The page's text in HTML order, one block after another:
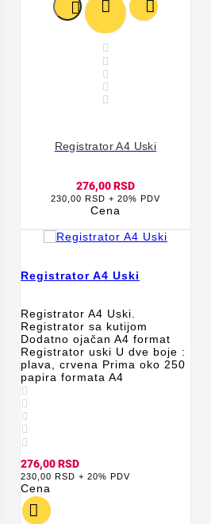
  





Registrator A4 Uski
276,00 RSD
230,00 RSD + 20% PDV
Cena
Registrator A4 Uski
Registrator A4 Uski.
Registrator sa kutijom
Dodatno ojačan A4 format
Registrator uski U dve boje :
plava, crvena Prima oko 250
papira formata A4





276,00 RSD
230,00 RSD + 20% PDV
Cena
